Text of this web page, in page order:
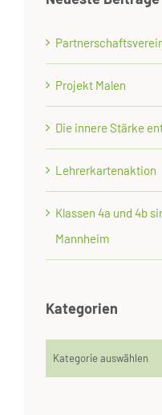
Projekt Malen
Die innere Stärke
Lehrerkartenaktion
Klassen 4a und 4b
Mannheim
Kategorien
Kategorien